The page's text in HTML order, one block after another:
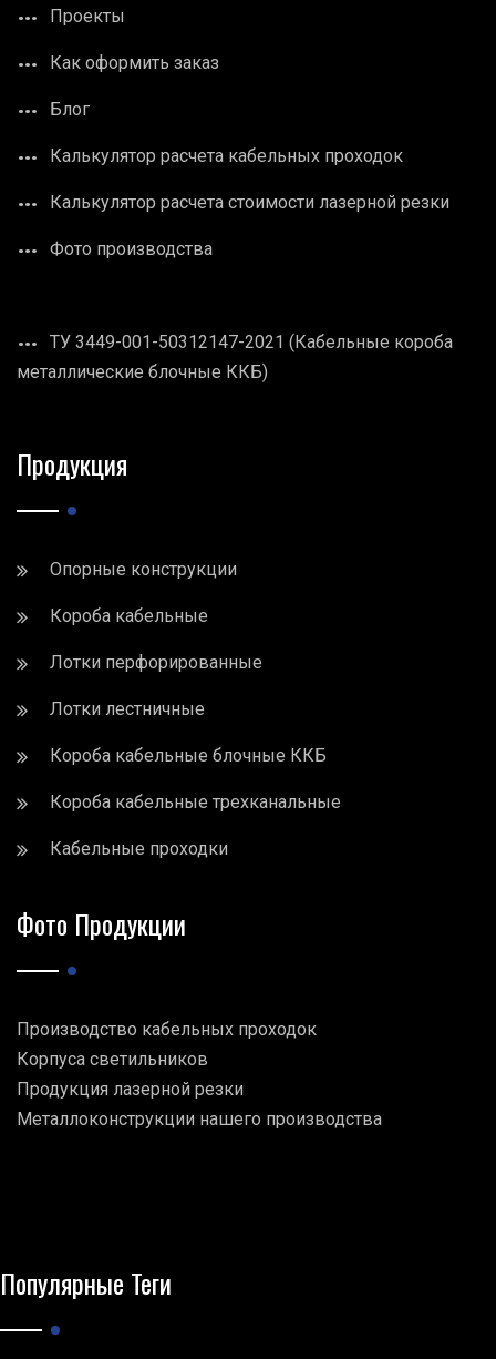
Проекты
Как оформить заказ
Блог
Калькулятор расчета кабельных проходок
Калькулятор расчета стоимости лазерной резки
Фото производства
ТУ 3449-001-50312147-2021 (Кабельные короба
металлические блочные ККБ)
Продукция
Опорные конструкции
Короба кабельные
Лотки перфорированные
Лотки лестничные
Короба кабельные блочные ККБ
Короба кабельные трехканальные
Кабельные проходки
Фото Продукции
Производство кабельных проходок
Корпуса светильников
Продукция лазерной резки
Металлоконструкции нашего производства
Популярные Теги